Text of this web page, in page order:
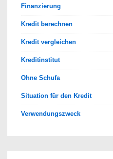
Finanzierung
Kredit berechnen
Kredit vergleichen
Kreditinstitut
Ohne Schufa
Situation für den Kredit
Verwendungszweck